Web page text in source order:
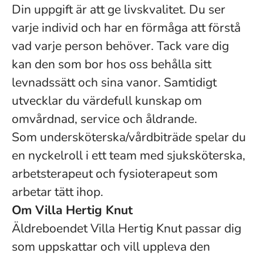
Din uppgift är att ge livskvalitet. Du ser
varje individ och har en förmåga att förstå
vad varje person behöver. Tack vare dig
kan den som bor hos oss behålla sitt
levnadssätt och sina vanor. Samtidigt
utvecklar du värdefull kunskap om
omvårdnad, service och åldrande.
Som undersköterska/vårdbiträde spelar du
en nyckelroll i ett team med sjuksköterska,
arbetsterapeut och fysioterapeut som
arbetar tätt ihop.
Om Villa Hertig Knut
Äldreboendet Villa Hertig Knut passar dig
som uppskattar och vill uppleva den